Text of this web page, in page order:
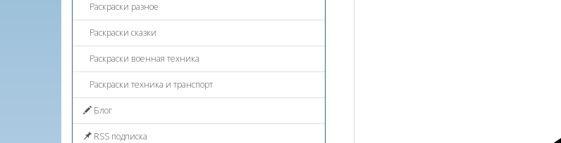
Раскраски разное
Раскраски сказки
Раскраски военная техника
Раскраски техника и транспорт
Блог
RSS подписка